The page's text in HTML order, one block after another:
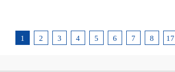
1 2 3 4 5 6 7 8 17